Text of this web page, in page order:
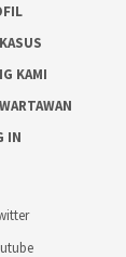
KAMI
IN